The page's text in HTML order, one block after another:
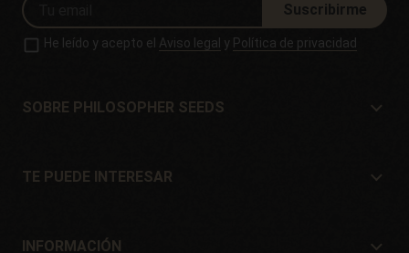
Suscribirme
He leído y acepto el Aviso legal y Política de privacidad
SOBRE PHILOSOPHER SEEDS
Situación y Contacto
TE PUEDE INTERESAR
Ofertas
INFORMACIÓN